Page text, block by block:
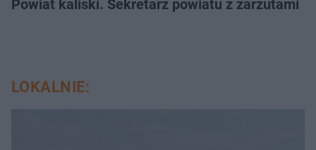
Powiat kaliski. Sekretarz powiatu z zarzutami
LOKALNIE: